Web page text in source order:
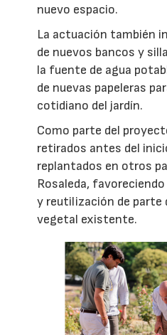
nuevo espacio.
La actuación también
de nuevos bancos y
la fuente de agua
de nuevas papeleras
cotidiano del jardín.
Como parte del
retirados antes del
replantados en otros
Rosaleda,
y reutilización de parte
vegetal existente.